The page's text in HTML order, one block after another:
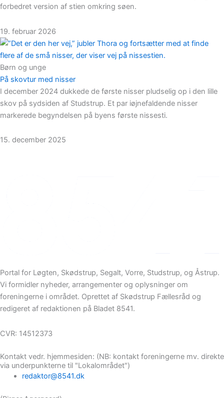
forbedret version af stien omkring søen.
19. februar 2026
Børn og unge
På skovtur med nisser
I december 2024 dukkede de første nisser pludselig op i den lille
skov på sydsiden af Studstrup. Et par iøjnefaldende nisser
markerede begyndelsen på byens første nissesti.
15. december 2025
Portal for Løgten, Skødstrup, Segalt, Vorre, Studstrup, og Åstrup.
Vi formidler nyheder, arrangementer og oplysninger om
foreningerne i området. Oprettet af Skødstrup Fællesråd og
redigeret af redaktionen på Bladet 8541.
CVR: 14512373
Kontakt vedr. hjemmesiden: (NB: kontakt foreningerne mv. direkte
via underpunkterne til "Lokalområdet")
redaktor@8541.dk